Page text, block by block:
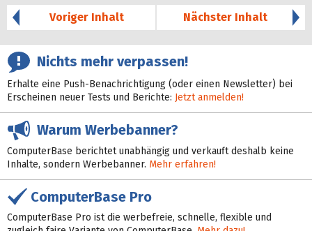
Voriger Inhalt
Nächster Inhalt
Nichts mehr verpassen!
Erhalte eine Push-Benachrichtigung (oder einen Newsletter) bei
Erscheinen neuer Tests und Berichte: Jetzt anmelden!
Warum Werbebanner?
ComputerBase berichtet unabhängig und verkauft deshalb keine
Inhalte, sondern Werbebanner. Mehr erfahren!
ComputerBase Pro
ComputerBase Pro ist die werbefreie, schnelle, flexible und